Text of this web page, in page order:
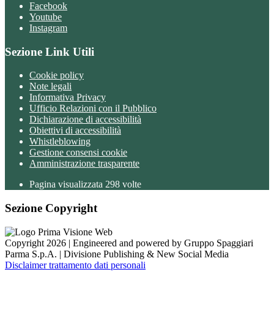
Facebook
Youtube
Instagram
Sezione Link Utili
Cookie policy
Note legali
Informativa Privacy
Ufficio Relazioni con il Pubblico
Dichiarazione di accessibilità
Obiettivi di accessibilità
Whistleblowing
Gestione consensi cookie
Amministrazione trasparente
Pagina visualizzata 298 volte
Sezione Copyright
Copyright 2026 | Engineered and powered by Gruppo Spaggiari
Parma S.p.A. | Divisione Publishing & New Social Media
Disclaimer trattamento dati personali